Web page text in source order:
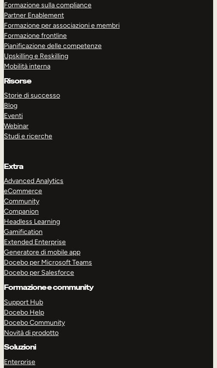
Formazione sulla compliance
Partner Enablement
Formazione per associazioni e membri
Formazione frontline
Pianificazione delle competenze
Upskilling e Reskilling
Mobilità interna
Risorse
Storie di successo
Blog
Eventi
Webinar
Studi e ricerche
Extra
Advanced Analytics
eCommerce
Community
Companion
Headless Learning
Gamification
Extended Enterprise
Generatore di mobile app
Docebo per Microsoft Teams
Docebo per Salesforce
Formazione e community
Support Hub
Docebo Help
Docebo Community
Novità di prodotto
Soluzioni
Enterprise